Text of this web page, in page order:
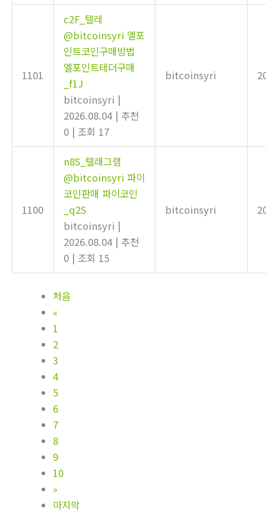
1101
c2F_텔레
@bitcoinsyri 엘포
인트코인구매방법
엘포인트테더구매
_f1J
bitcoinsyri |
2026.08.04 | 추천
0 | 조회 17
bitcoinsyri
1100
n8S_텔래그램
@bitcoinsyri 파이
코인판매 파이코인
_q2S
bitcoinsyri |
2026.08.04 | 추천
0 | 조회 15
bitcoinsyri
처음
«
1
2
3
4
5
6
7
8
9
10
»
마지막